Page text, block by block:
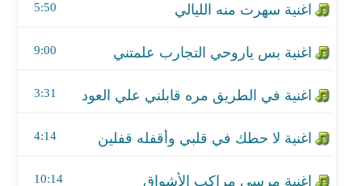
5:50
9:00
3:31
4:14
10:14
اغنية سهران لوحدي علي العود
اغنية أغنم زمانك
اغنية قصة الأمس
اغنية هو صحيح الهوى